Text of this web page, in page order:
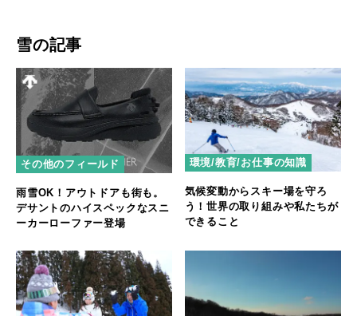
雪の記事
その他のフィールド
雨雪OK！アウトドアも街も。
デサントのハイスペックなスニ
ーカーローファー登場
環境/教育/お仕事の知識
気候変動からスキー場を守ろ
う！世界の取り組みや私たちが
できること